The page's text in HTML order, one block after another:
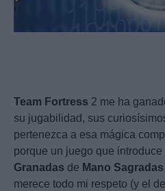
Team Fortress 2 me ha
su jugabilidad, sus
pertenezca a esa mágica
porque un juego que
Granadas de Mano Sagradas
merece todo mi respeto (y el